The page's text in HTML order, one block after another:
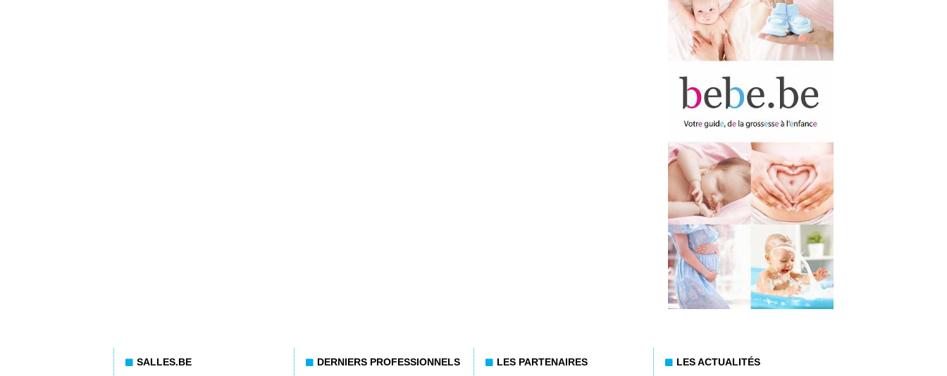
SALLES.BE DERNIERS PROFESSIONNELS LES PARTENAIRES LES ACTUALITÉS